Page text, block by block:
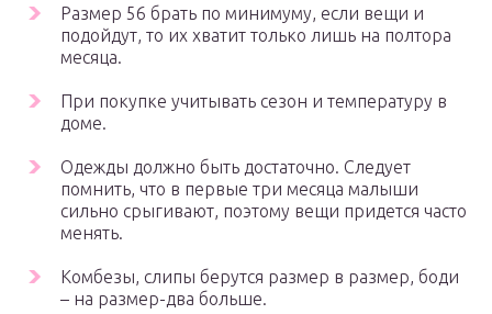
Размер 56 брать по минимуму, если вещи и
подойдут, то их хватит только лишь на полтора
месяца.
При покупке учитывать сезон и температуру в
доме.
Одежды должно быть достаточно. Следует
помнить, что в первые три месяца малыши
сильно срыгивают, поэтому вещи придется часто
менять.
Комбезы, слипы берутся размер в размер, боди
– на размер-два больше.